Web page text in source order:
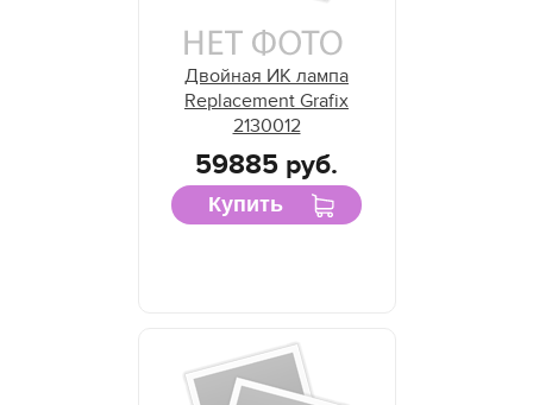
Двойная ИК лампа
Replacement Grafix
2130012
59885 руб.
Купить